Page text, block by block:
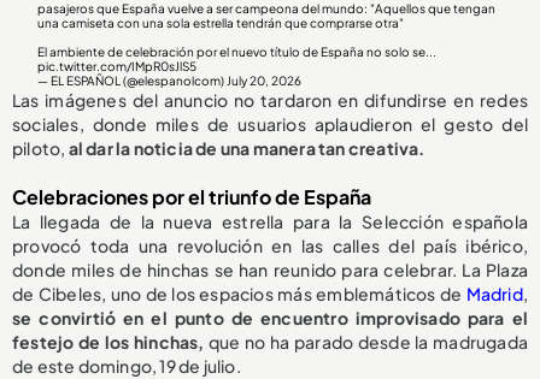
pasajeros que España vuelve a ser campeona del mundo: "Aquellos que tengan
una camiseta con una sola estrella tendrán que comprarse otra"
El ambiente de celebración por el nuevo título de España no solo se...
pic.twitter.com/IMpR0sJlS5
— EL ESPAÑOL (@elespanolcom) July 20, 2026
Las imágenes del anuncio no tardaron en difundirse en redes
sociales, donde miles de usuarios aplaudieron el gesto del
piloto, al dar la noticia de una manera tan creativa.
Celebraciones por el triunfo de España
La llegada de la nueva estrella para la Selección española
provocó toda una revolución en las calles del país ibérico,
donde miles de hinchas se han reunido para celebrar. La Plaza
de Cibeles, uno de los espacios más emblemáticos de Madrid,
se convirtió en el punto de encuentro improvisado para el
festejo de los hinchas, que no ha parado desde la madrugada
de este domingo, 19 de julio.